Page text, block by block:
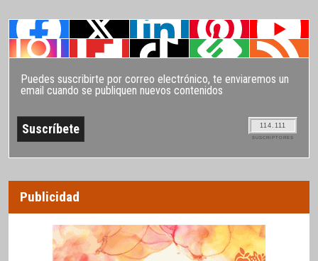
Puedes suscribirte por correo electrónico, te enviaremos un
email cuando se publiquen nuevos contenidos
114.111
SUSCRIPTORES
Publicidad